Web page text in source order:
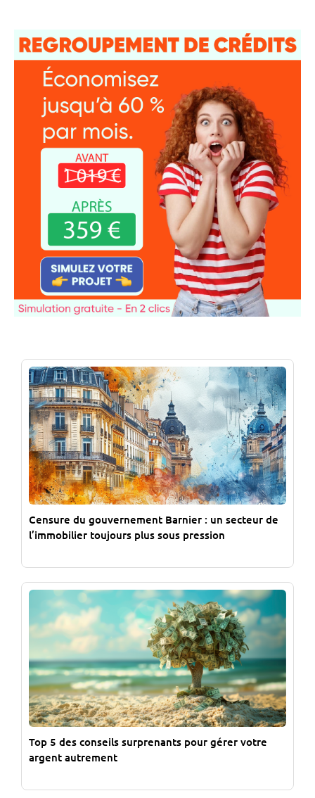
Censure du gouvernement Barnier : un secteur de
l’immobilier toujours plus sous pression
Top 5 des conseils surprenants pour gérer votre
argent autrement